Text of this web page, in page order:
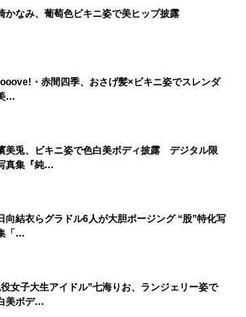
かなみ、葡萄色ビキニ姿で美ヒップ披露
・赤間四季、おさげ髪×ビキニ姿でスレンダ
…
美兎、ビキニ姿で色白美ボディ披露 デジタル限
真集『純…
向結衣らグラドル6人が大胆ポージング “股”特化写
「…
女子大生アイドル”七海りお、ランジェリー姿で
美ボデ…